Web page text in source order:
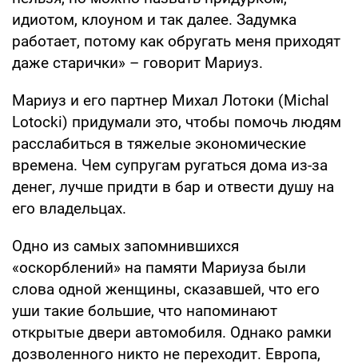
идиотом, клоуном и так далее. Задумка
работает, потому как обругать меня приходят
даже старички» – говорит Мариуз.
Мариуз и его партнер Михал Лотоки (Michal
Lotocki) придумали это, чтобы помочь людям
расслабиться в тяжелые экономические
времена. Чем супругам ругаться дома из-за
денег, лучше придти в бар и отвести душу на
его владельцах.
Одно из самых запомнившихся
«оскорблений» на памяти Мариуза были
слова одной женщины, сказавшей, что его
уши такие большие, что напоминают
открытые двери автомобиля. Однако рамки
дозволенного никто не переходит. Европа,